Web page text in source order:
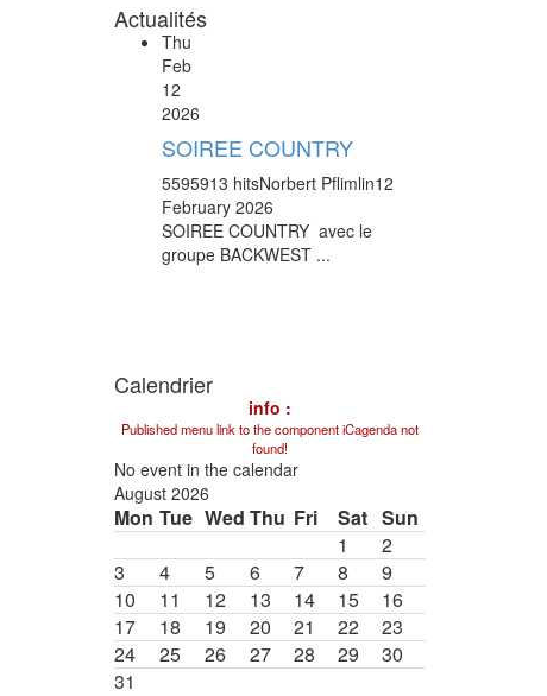
Actualités
Thu
Feb
12
2026
SOIREE COUNTRY
5595913 hitsNorbert Pflimlin12
February 2026
SOIREE COUNTRY avec le
groupe BACKWEST ...
Calendrier
info :
Published menu link to the component iCagenda not
found!
No event in the calendar
August 2026
Mon Tue Wed Thu Fri Sat Sun
1
2
3
4 5 6 7 8
9
10
11 12 13 14 15
16
17
18 19 20 21 22
23
24
25 26 27 28 29
30
31